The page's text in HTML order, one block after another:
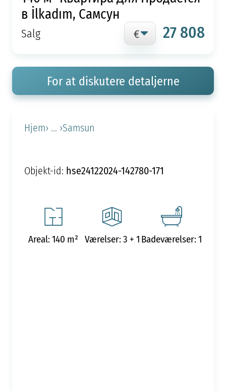
в İlkadım, Самсун
Salg 27 808
For at diskutere detaljerne
Hjem› ... ›Samsun
Objekt-id: hse24122024-142780-171
Areal: 140 m² Værelser: 3 + 1Badeværelser: 1